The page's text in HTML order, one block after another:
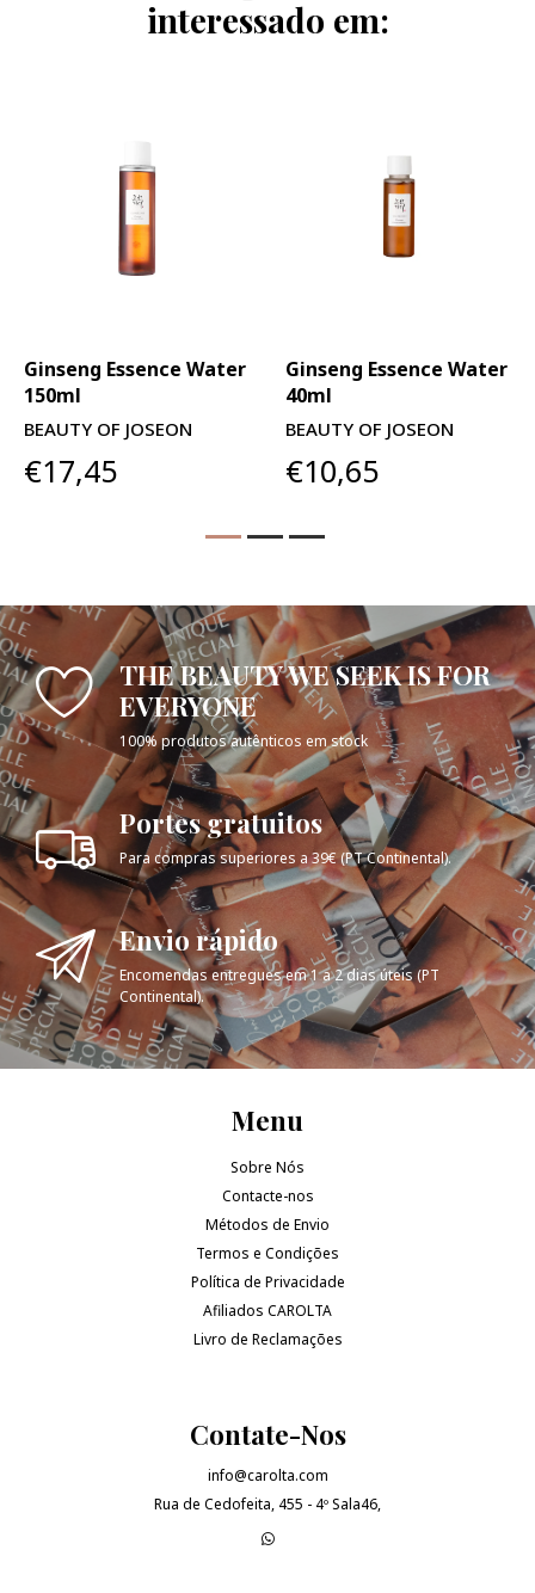
interessado em:
Ginseng Essence Water
150ml
BEAUTY OF JOSEON
€17,45
Ginseng Essence Water
40ml
BEAUTY OF JOSEON
€10,65
THE BEAUTY WE SEEK IS FOR
EVERYONE
100% produtos autênticos em stock
Portes gratuitos
Para compras superiores a 39€ (PT Continental).
Envio rápido
Encomendas entregues em 1 a 2 dias úteis (PT
Continental).
Menu
Sobre Nós
Contacte-nos
Métodos de Envio
Termos e Condições
Política de Privacidade
Afiliados CAROLTA
Livro de Reclamações
Contate-Nos
info@carolta.com
Rua de Cedofeita, 455 - 4º Sala46,